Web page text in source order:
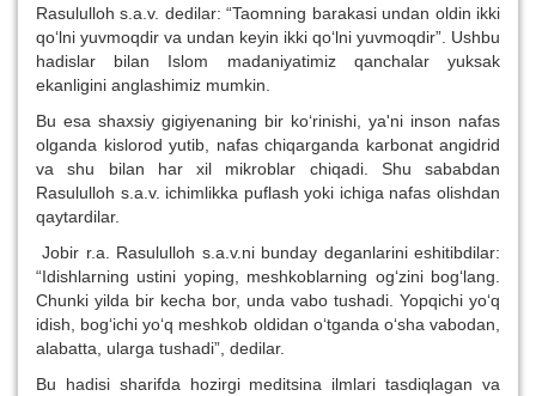
Rasululloh s.a.v. dedilar: “Taomning barakasi undan oldin ikki
qo‘lni yuvmoqdir va undan keyin ikki qo‘lni yuvmoqdir”. Ushbu
hadislar bilan Islom madaniyatimiz qanchalar yuksak
ekanligini anglashimiz mumkin.
Bu esa shaxsiy gigiyenaning bir ko‘rinishi, ya'ni inson nafas
olganda kislorod yutib, nafas chiqarganda karbonat angidrid
va shu bilan har xil mikroblar chiqadi. Shu sababdan
Rasululloh s.a.v. ichimlikka puflash yoki ichiga nafas olishdan
qaytardilar.
Jobir r.a. Rasululloh s.a.v.ni bunday deganlarini eshitibdilar:
“Idishlarning ustini yoping, meshkoblarning og‘zini bog‘lang.
Chunki yilda bir kecha bor, unda vabo tushadi. Yopqichi yo‘q
idish, bog‘ichi yo‘q meshkob oldidan o‘tganda o‘sha vabodan,
alabatta, ularga tushadi”, dedilar.
Bu hadisi sharifda hozirgi meditsina ilmlari tasdiqlagan va